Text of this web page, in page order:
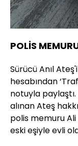
POLİS
Sürücü Anıl
hesabından
notuyla paylaştı.
alınan Ateş
polis memuru
eski eşiyle evli